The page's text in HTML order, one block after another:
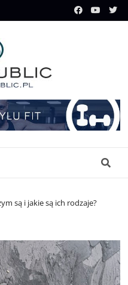
są i jakie są ich rodzaje?